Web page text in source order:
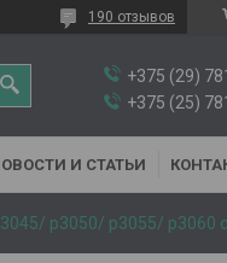
190 отзывов
+375 (29)
+375 (25)
И СТАТЬИ
p3050/ p3055/ p3060